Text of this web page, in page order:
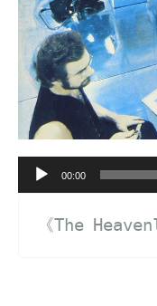
u
00:00
《The